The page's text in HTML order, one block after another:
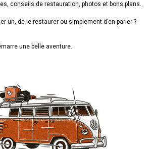
conseils de restauration, photos et bons plans.
un, de le restaurer ou simplement d’en parler ?
une belle aventure.